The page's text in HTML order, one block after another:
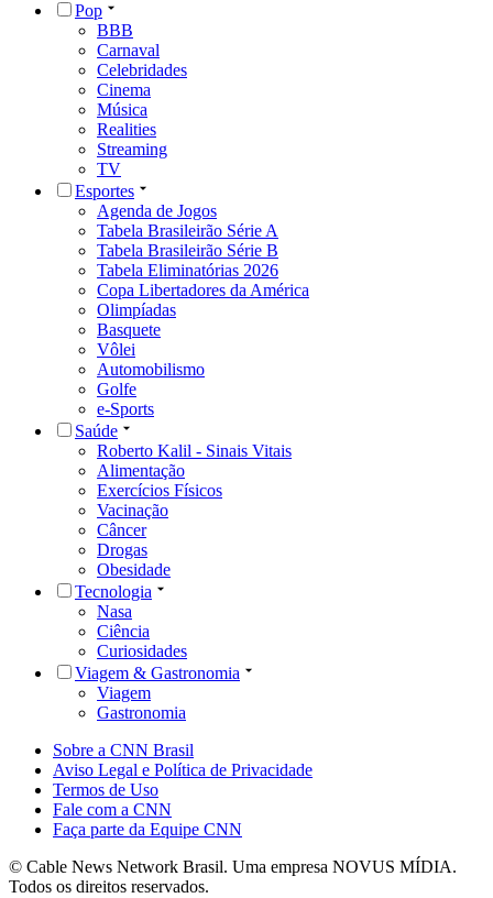
Pop
BBB
Carnaval
Celebridades
Cinema
Música
Realities
Streaming
TV
Esportes
Agenda de Jogos
Tabela Brasileirão Série A
Tabela Brasileirão Série B
Tabela Eliminatórias 2026
Copa Libertadores da América
Olimpíadas
Basquete
Vôlei
Automobilismo
Golfe
e-Sports
Saúde
Roberto Kalil - Sinais Vitais
Alimentação
Exercícios Físicos
Vacinação
Câncer
Drogas
Obesidade
Tecnologia
Nasa
Ciência
Curiosidades
Viagem & Gastronomia
Viagem
Gastronomia
Sobre a CNN Brasil
Aviso Legal e Política de Privacidade
Termos de Uso
Fale com a CNN
Faça parte da Equipe CNN
© Cable News Network Brasil. Uma empresa NOVUS MÍDIA.
Todos os direitos reservados.